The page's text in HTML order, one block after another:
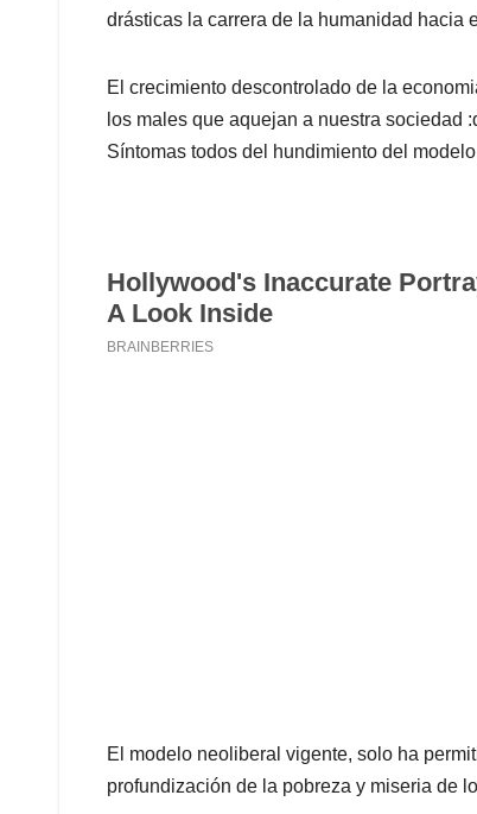
drásticas la carrera de la humanidad hacia
El crecimiento descontrolado de la
los males que aquejan a nuestra sociedad
Síntomas todos del hundimiento del
El modelo neoliberal vigente, solo ha
profundización de la pobreza y miseria de